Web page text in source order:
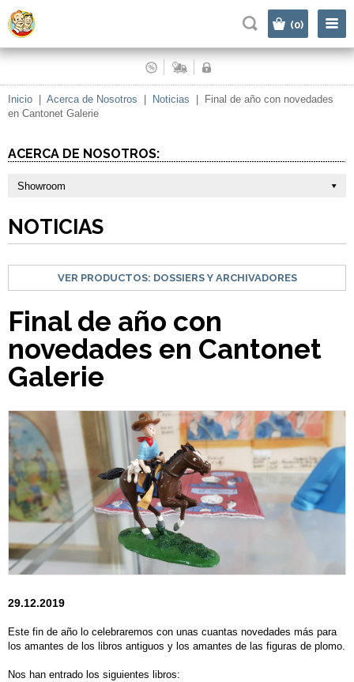
(0)
Inicio Acerca de Nosotros Noticias
Final de año con novedades
en Cantonet Galerie
ACERCA DE NOSOTROS:
Showroom
NOTICIAS
VER PRODUCTOS: DOSSIERS Y ARCHIVADORES
Final de año con
novedades en Cantonet
Galerie
29.12.2019
Este fin de año lo celebraremos con unas cuantas novedades más para
los amantes de los libros antiguos y los amantes de las figuras de plomo.
Nos han entrado los siguientes libros: